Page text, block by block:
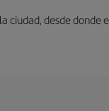
ciudad, desde donde